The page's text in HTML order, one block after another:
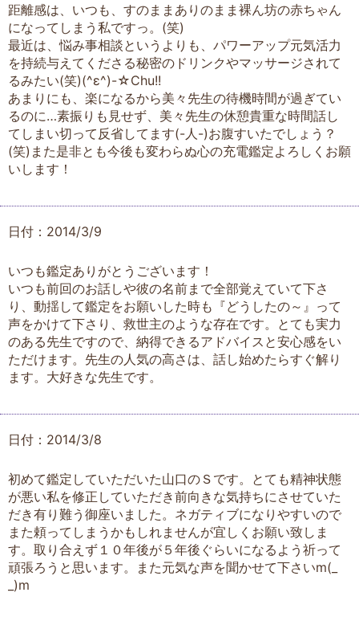
距離感は、いつも、すのままありのまま裸ん坊の赤ちゃん
になってしまう私ですっ。(笑)
最近は、悩み事相談というよりも、パワーアップ元気活力
を持続与えてくださる秘密のドリンクやマッサージされて
るみたい(笑)(^ε^)-☆Chu!!
あまりにも、楽になるから美々先生の待機時間が過ぎてい
るのに…素振りも見せず、美々先生の休憩貴重な時間話し
てしまい切って反省してます(-人-)お腹すいたでしょう？
(笑)また是非とも今後も変わらぬ心の充電鑑定よろしくお願
いします！
日付：2014/3/9
いつも鑑定ありがとうございます！
いつも前回のお話しや彼の名前まで全部覚えていて下さ
り、動揺して鑑定をお願いした時も『どうしたの～』って
声をかけて下さり、救世主のような存在です。とても実力
のある先生ですので、納得できるアドバイスと安心感をい
ただけます。先生の人気の高さは、話し始めたらすぐ解り
ます。大好きな先生です。
日付：2014/3/8
初めて鑑定していただいた山口のＳです。とても精神状態
が悪い私を修正していただき前向きな気持ちにさせていた
だき有り難う御座いました。ネガティブになりやすいので
また頼ってしまうかもしれませんが宜しくお願い致しま
す。取り合えず１０年後が５年後ぐらいになるよう祈って
頑張ろうと思います。また元気な声を聞かせて下さいm(_
_)m